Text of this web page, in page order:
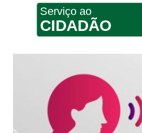
Serviço ao
CIDADÃO